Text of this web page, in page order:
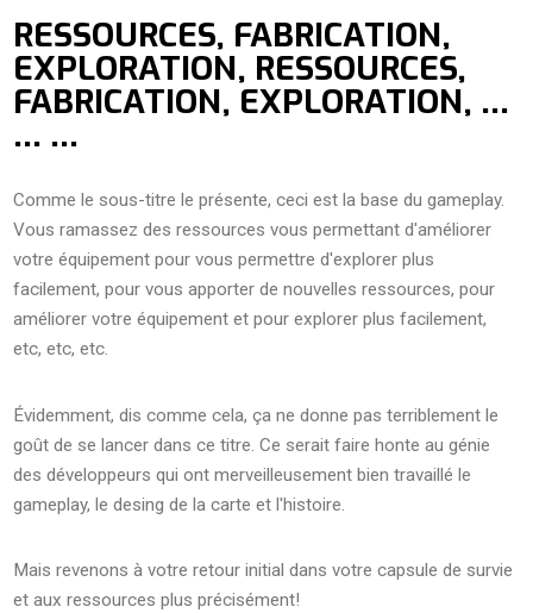
RESSOURCES, FABRICATION,
EXPLORATION, RESSOURCES,
FABRICATION, EXPLORATION, ...
... ...
Comme le sous-titre le présente, ceci est la base du gameplay.
Vous ramassez des ressources vous permettant d'améliorer
votre équipement pour vous permettre d'explorer plus
facilement, pour vous apporter de nouvelles ressources, pour
améliorer votre équipement et pour explorer plus facilement,
etc, etc, etc.
Évidemment, dis comme cela, ça ne donne pas terriblement le
goût de se lancer dans ce titre. Ce serait faire honte au génie
des développeurs qui ont merveilleusement bien travaillé le
gameplay, le desing de la carte et l'histoire.
Mais revenons à votre retour initial dans votre capsule de survie
et aux ressources plus précisément!